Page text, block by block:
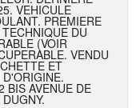
VEHICULE
PREMIERE
DU
(VOIR
VENDU
ET
BIS AVENUE DE